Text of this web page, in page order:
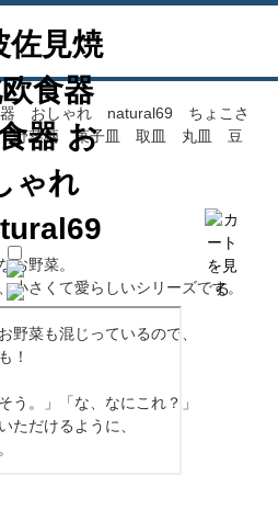
お野菜。
小さくて愛らしいシリーズです。
野菜も混じっているので、
！
う。」「な、なにこれ？」
ただけるように、